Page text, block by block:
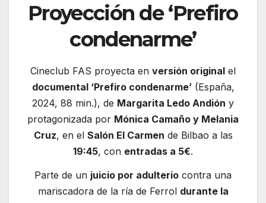
Proyección de ‘Prefiro
condenarme’
Cineclub FAS proyecta en versión original el
documental ‘Prefiro condenarme’(España,
2024, 88 min.), de Margarita Ledo Andión y
protagonizada por Mónica Camaño y Melania
Cruz, en el Salón El Carmen de Bilbao a las
19:45, con entradas a 5€.
Parte de un juicio por adulterio contra una
mariscadora de la ría de Ferrol durante la